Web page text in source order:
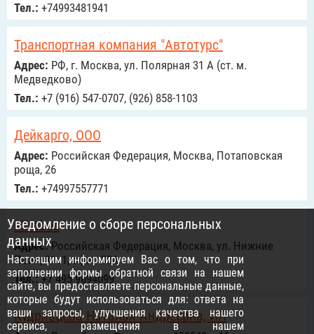
Тел.: +74993481941
Транспортная компания "Автотурс"
Адрес: РФ, г. Москва, ул. Полярная 31 А (ст. м.
Медведково)
Тел.: +7 (916) 547-0707, (926) 858-1103
Дейкарго, ООО
Адрес: Российcкая Федерация, Москва, Потаповская
роща, 26
Тел.: +74997557771
Mirabus
Адрес:Российcкая Федерация, Москва, ул. Нижние
Поля, 31с1, офис 304
Тел.:+7 495 9694099
Кудрявцева Наталья Андреевна, ИП
Уведомление о сборе персональных
данных
Настоящим информируем Вас о том, что при
заполнении формы обратной связи на нашем
сайте, вы предоставляете персональные данные,
которые будут использоваться для: ответа на
ваши запросы, улучшения качества нашего
сервиса, размещения в нашем